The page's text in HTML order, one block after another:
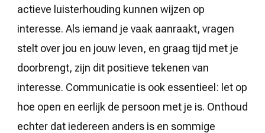
actieve luisterhouding kunnen wijzen op
interesse. Als iemand je vaak aanraakt, vragen
stelt over jou en jouw leven, en graag tijd met je
doorbrengt, zijn dit positieve tekenen van
interesse. Communicatie is ook essentieel: let op
hoe open en eerlijk de persoon met je is. Onthoud
echter dat iedereen anders is en sommige